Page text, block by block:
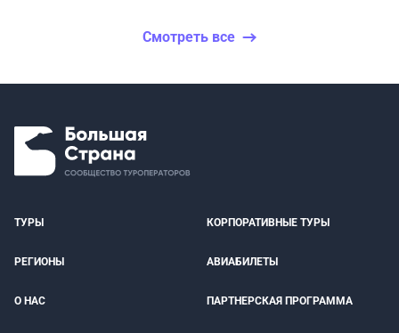
Смотреть все
ТУРЫ КОРПОРАТИВНЫЕ ТУРЫ
РЕГИОНЫ АВИАБИЛЕТЫ
О НАС ПАРТНЕРСКАЯ ПРОГРАММА